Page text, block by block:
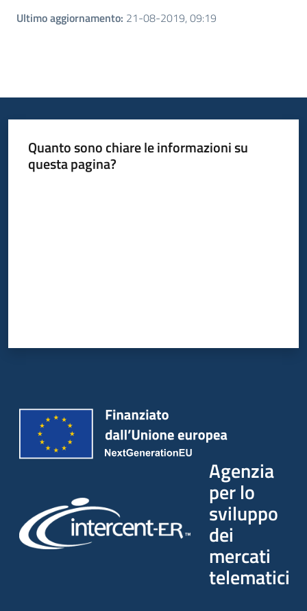
Ultimo aggiornamento: 21-08-2019, 09:19
Quanto sono chiare le informazioni su
questa pagina?
Agenzia
per lo
sviluppo
dei
mercati
telematici